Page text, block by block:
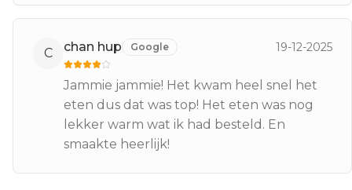
C chan hup Google 19-12-2025
Jammie jammie! Het kwam heel snel het
eten dus dat was top! Het eten was nog
lekker warm wat ik had besteld. En
smaakte heerlijk!